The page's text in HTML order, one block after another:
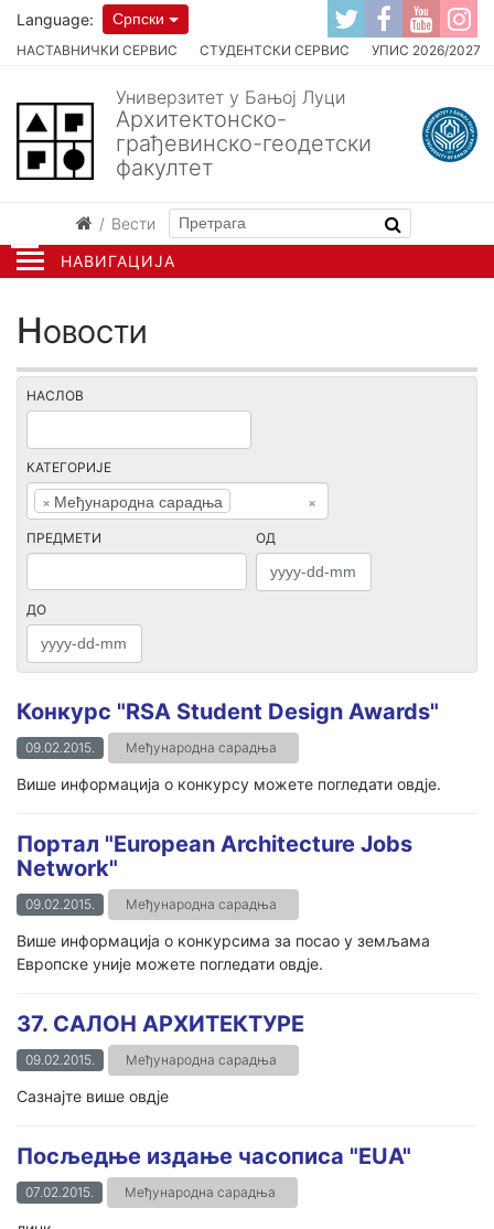
НАВИГАЦИЈА
НАСТАВНИЧКИ СЕРВИС СТУДЕНТСКИ СЕРВИС УПИС 2026/2027
Language: Српски
Универзитет у Бањој Луци
Архитектонско-
грађевинско-геодетски
факултет
Вести
Новости
НАСЛОВ
КАТЕГОРИЈЕ
×
× Међународна сарадња
ПРЕДМЕТИ ОД
ДО
Конкурс "RSA Student Design Awards"
09.02.2015. Међународна сарадња
Више информација о конкурсу можете погледати овдје.
Портал "European Architecture Jobs
Network"
09.02.2015. Међународна сарадња
Више информација о конкурсима за посао у земљама
Европске уније можете погледати овдје.
37. САЛОН АРХИТЕКТУРЕ
09.02.2015. Међународна сарадња
Сазнајте више овдје
Посљедње издање часописа "EUA"
07.02.2015. Међународна сарадња